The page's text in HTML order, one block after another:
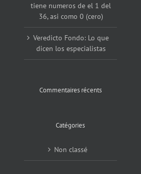
tiene numeros de el 1 del
36, asi como 0 (cero)
Veredicto Fondo: Lo que
dicen los especialistas
Commentaires récents
Catégories
Non classé